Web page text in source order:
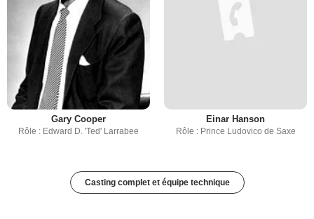
Gary Cooper
Rôle : Edward D. 'Ted' Larrabee
Einar Hanson
Rôle : Prince Ludovico de Saxe
Casting complet et équipe technique